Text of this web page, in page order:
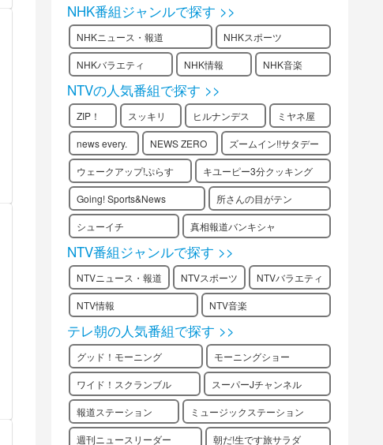
NHK番組ジャンルで探す >>
NHKニュース・報道 NHKスポーツ
NHKバラエティ NHK情報 NHK音楽
NTVの人気番組で探す >>
ZIP！ スッキリ ヒルナンデス ミヤネ屋
news every. NEWS ZERO ズームイン!!サタデー
ウェークアップ!ぷらす キユーピー3分クッキング
Going! Sports&News 所さんの目がテン
シューイチ 真相報道バンキシャ
NTV番組ジャンルで探す >>
NTVニュース・報道 NTVスポーツ NTVバラエティ
NTV情報 NTV音楽
テレ朝の人気番組で探す >>
グッド！モーニング モーニングショー
ワイド！スクランブル スーパーJチャンネル
報道ステーション ミュージックステーション
週刊ニュースリーダー 朝だ!生です旅サラダ